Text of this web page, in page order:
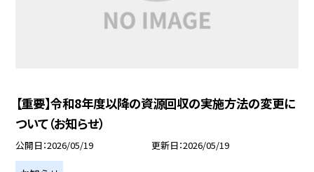
【重要】令和8年度以降の資源回収の実施方法の変更に
ついて（お知らせ）
公開日 2026/05/19 更新日 2026/05/19